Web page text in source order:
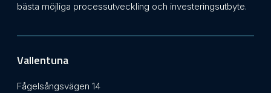
bästa möjliga processutveckling och investeringsutbyte.
Vallentuna
Fågelsångsvägen 14